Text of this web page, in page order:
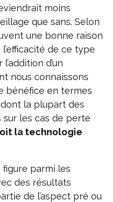
moins
que sans. Selon
une bonne raison
de ce type
d’un
nous connaissons
bénéfice en termes
dont la plupart des
les cas de perte
la technologie
figure parmi les
des résultats
de l’aspect pré ou